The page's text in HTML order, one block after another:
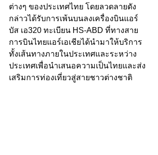
ต่างๆ ของประเทศไทย โดยลวดลายดัง
กล่าวได้รับการเพ้นบนลงเครื่องบินแอร์
บัส เอ320 ทะเบียน HS-ABD ที่ทางสาย
การบินไทยแอร์เอเชียได้นำมาให้บริการ
ทั้งเส้นทางภายในประเทศและระหว่าง
ประเทศเพื่อนำเสนอความเป็นไทยและส่ง
เสริมการท่องเที่ยวสู่สายชาวต่างชาติ